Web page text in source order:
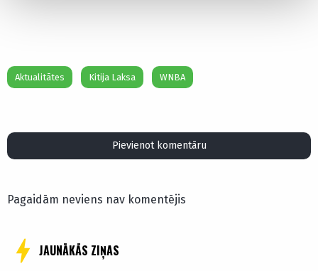
Aktualitātes Kitija Laksa WNBA
Pievienot komentāru
Pagaidām neviens nav komentējis
JAUNĀKĀS ZIŅAS